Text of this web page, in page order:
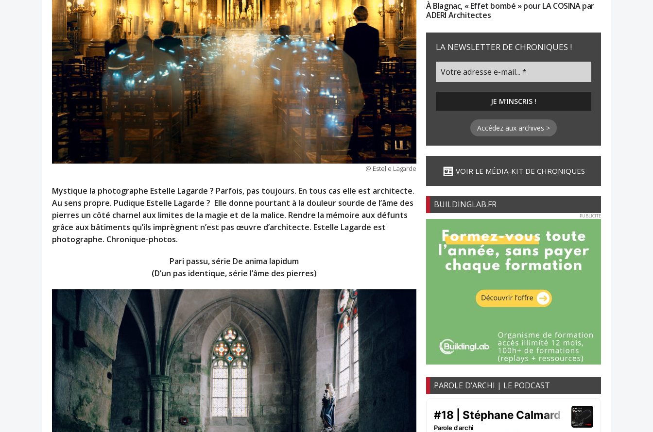
@ Estelle Lagarde
Mystique la photographe Estelle Lagarde ? Parfois, pas toujours. En tous cas elle est architecte.
Au sens propre. Pudique Estelle Lagarde ? Elle donne pourtant à la douleur sourde de l’âme des
pierres un côté charnel aux limites de la magie et de la malice. Rendre la mémoire aux défunts
grâce aux bâtiments qu’ils imprègnent n’est pas œuvre d’architecte. Estelle Lagarde est
photographe. Chronique-photos.
Pari passu, série De anima lapidum
(D’un pas identique, série l’âme des pierres)
À Blagnac, « Effet bombé » pour LA COSINA par
ADERI Architectes
LA NEWSLETTER DE CHRONIQUES !
Accédez aux archives >
VOIR LE MÉDIA-KIT DE CHRONIQUES
BUILDINGLAB.FR
PUBLICITE
PAROLE D’ARCHI | LE PODCAST